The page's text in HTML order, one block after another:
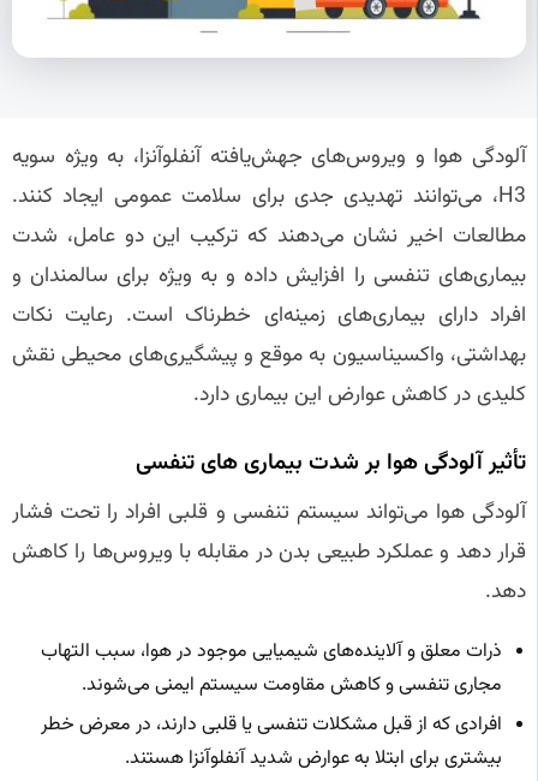
آلودگی هوا و ویروس‌های جهش‌یافته آنفلوآنزا، به ویژه سویه
H3، می‌توانند تهدیدی جدی برای سلامت عمومی ایجاد کنند.
مطالعات اخیر نشان می‌دهند که ترکیب این دو عامل، شدت
بیماری‌های تنفسی را افزایش داده و به ویژه برای سالمندان و
افراد دارای بیماری‌های زمینه‌ای خطرناک است. رعایت نکات
بهداشتی، واکسیناسیون به موقع و پیشگیری‌های محیطی نقش
کلیدی در کاهش عوارض این بیماری دارد.
تأثیر آلودگی هوا بر شدت بیماری‌ های تنفسی
آلودگی هوا می‌تواند سیستم تنفسی و قلبی افراد را تحت فشار
قرار دهد و عملکرد طبیعی بدن در مقابله با ویروس‌ها را کاهش
دهد.
ذرات معلق و آلاینده‌های شیمیایی موجود در هوا، سبب التهاب
مجاری تنفسی و کاهش مقاومت سیستم ایمنی می‌شوند.
افرادی که از قبل مشکلات تنفسی یا قلبی دارند، در معرض خطر
بیشتری برای ابتلا به عوارض شدید آنفلوآنزا هستند.